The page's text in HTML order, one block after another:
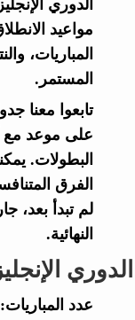
الدوري
مواعيد
المباريات،
المستمر.
تابعوا معنا
على موعد مع
البطولات.
الفرق
لم تبدأ بعد،
النهائية.
الدوري
عدد